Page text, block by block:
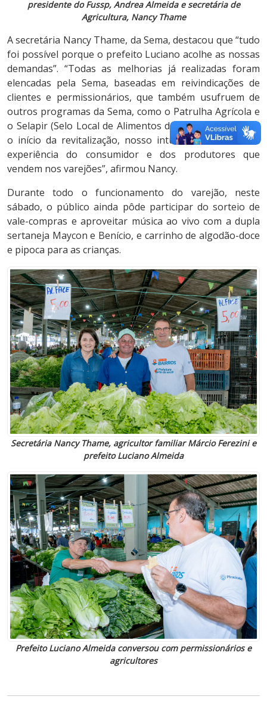
presidente do Fussp, Andrea Almeida e secretária de
Agricultura, Nancy Thame
A secretária Nancy Thame, da Sema, destacou que “tudo
foi possível porque o prefeito Luciano acolhe as nossas
demandas”. “Todas as melhorias já realizadas foram
elencadas pela Sema, baseadas em reivindicações de
clientes e permissionários, que também usufruem de
outros programas da Sema, como o Patrulha Agrícola e
o Selapir (Selo Local de Alimentos de Piracicaba). Desde
o início da revitalização, nosso intuito foi melhorar a
experiência do consumidor e dos produtores que
vendem nos varejões”, afirmou Nancy.
Durante todo o funcionamento do varejão, neste
sábado, o público ainda pôde participar do sorteio de
vale-compras e aproveitar música ao vivo com a dupla
sertaneja Maycon e Benício, e carrinho de algodão-doce
e pipoca para as crianças.
Secretária Nancy Thame, agricultor familiar Márcio Ferezini e
prefeito Luciano Almeida
Prefeito Luciano Almeida conversou com permissionários e
agricultores